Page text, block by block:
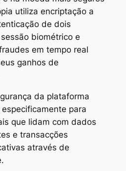
utiliza encriptação a
de dois
biométrico e
em tempo real
ganhos de
da plataforma
para
que lidam com dados
e transacções
através de